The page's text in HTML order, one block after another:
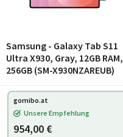
Samsung - Galaxy Tab S11
Ultra X930, Gray, 12GB RAM,
256GB (SM-X930NZAREUB)
gomibo.at
Unsere Empfehlung
954,00 €